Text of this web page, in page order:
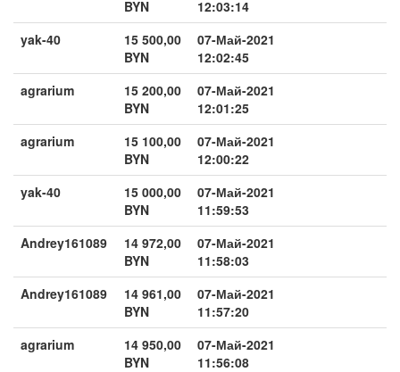
BYN
12:03:14
yak-40
15 500,00
BYN
07-Май-2021
12:02:45
agrarium
15 200,00
BYN
07-Май-2021
12:01:25
agrarium
15 100,00
BYN
07-Май-2021
12:00:22
yak-40
15 000,00
BYN
07-Май-2021
11:59:53
Andrey161089
14 972,00
BYN
07-Май-2021
11:58:03
Andrey161089
14 961,00
BYN
07-Май-2021
11:57:20
agrarium
14 950,00
BYN
07-Май-2021
11:56:08